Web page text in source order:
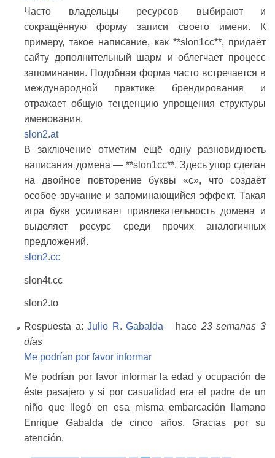
Часто владельцы ресурсов выбирают и
сокращённую форму записи своего имени. К
примеру, такое написание, как **slon1cc**, придаёт
сайту дополнительный шарм и облегчает процесс
запоминания. Подобная форма часто встречается в
международной практике брендирования и
отражает общую тенденцию упрощения структуры
именования.
slon2.at
В заключение отметим ещё одну разновидность
написания домена — **slon1сс**. Здесь упор сделан
на двойное повторение буквы «с», что создаёт
особое звучание и запоминающийся эффект. Такая
игра букв усиливает привлекательность домена и
выделяет ресурс среди прочих аналогичных
предложений.
slon2.cc
slon4t.cc
slon2.to
Respuesta a:Julio R. Gabalda hace 23 semanas 3
días
Me podrían por favor informar
Me podrían por favor informar la edad y ocupación de
éste pasajero y si por casualidad era el padre de un
niño que llegó en esa misma embarcación llamano
Enrique Gabalda de cinco años. Gracias por su
atención.